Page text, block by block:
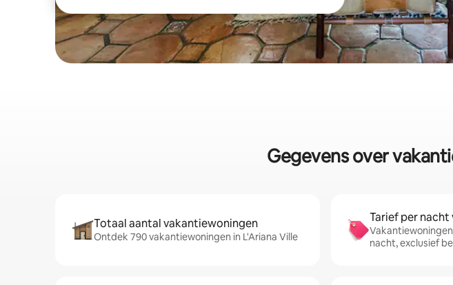
Gegevens over
Totaal aantal vakantiewoningen
Ontdek 790 vakantiewoningen in L'Ariana Ville
Tarief per nacht
nacht, exclusief